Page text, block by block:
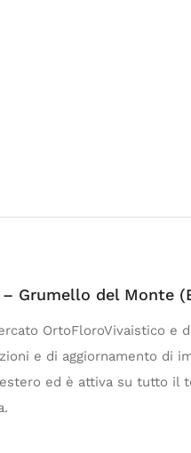
Grumello del Monte
OrtoFloroVivaistico e
e di aggiornamento di
ed è attiva su tutto il